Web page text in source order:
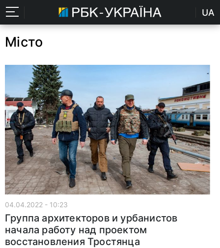
UA
Місто
04.04.2022 - 10:23
Группа архитекторов и урбанистов
начала работу над проектом
восстановления Тростянца